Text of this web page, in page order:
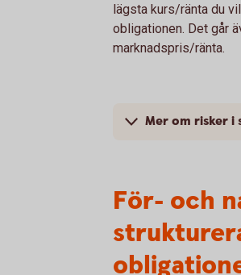
lägsta kurs/ränta du
obligationen. Det går
marknadspris/ränta.
Mer om risker
För- och